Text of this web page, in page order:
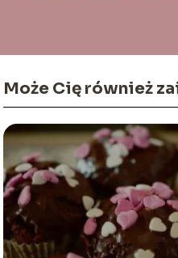
Może Cię również